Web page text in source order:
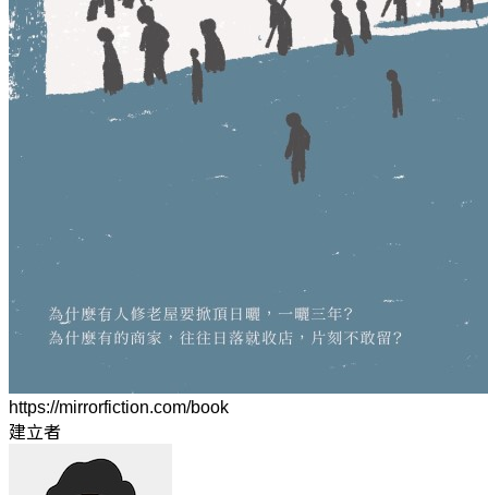
https://mirrorfiction.com/book
建立者